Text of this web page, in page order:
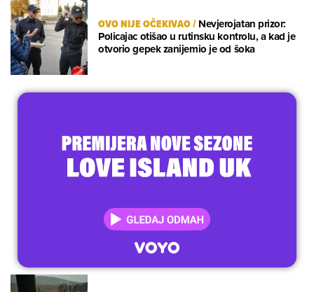
OVO NIJE OČEKIVAO/Nevjerojatan prizor:
Policajac otišao u rutinsku kontrolu, a kad je
otvorio gepek zanijemio je od šoka